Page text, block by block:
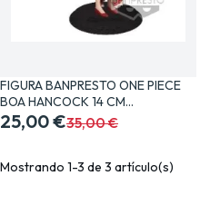
FIGURA BANPRESTO ONE PIECE
BOA HANCOCK 14 CM…
25,00 €35,00 €
Mostrando 1-3 de 3 artículo(s)